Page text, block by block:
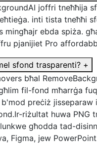
joffri tneħħija
inti tista tneħħi
mingħajr ebda spiża.
pjanijiet Pro
sfond trasparenti? +
bħal
fil-fond mħarrġa
preċiż jisseparaw
riżultat huwa PNG
għodda tad-
Figma, jew